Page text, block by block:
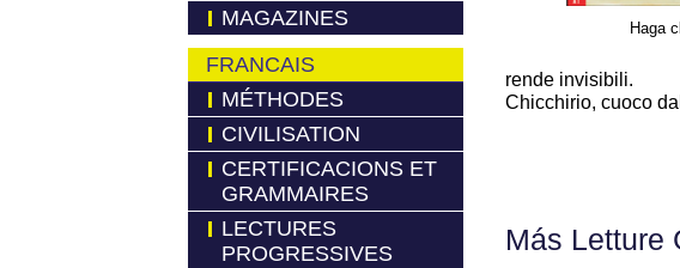
MAGAZINES
FRANCAIS
MÉTHODES
CIVILISATION
CERTIFICACIONS ET
GRAMMAIRES
LECTURES
PROGRESSIVES
Haga
rende invisibili.
Chicchirio, cuoco
Más Letture